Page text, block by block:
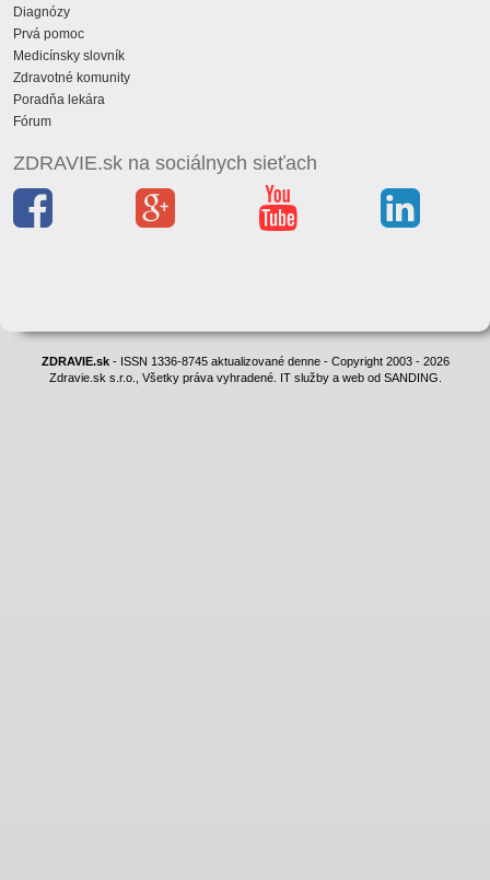
Diagnózy
Prvá pomoc
Medicínsky slovník
Zdravotné komunity
Poradňa lekára
Fórum
ZDRAVIE.sk na sociálnych sieťach
ZDRAVIE.sk- ISSN 1336-8745 aktualizované denne - Copyright 2003 - 2026
Zdravie.sk s.r.o., Všetky práva vyhradené. IT služby a web od SANDING.